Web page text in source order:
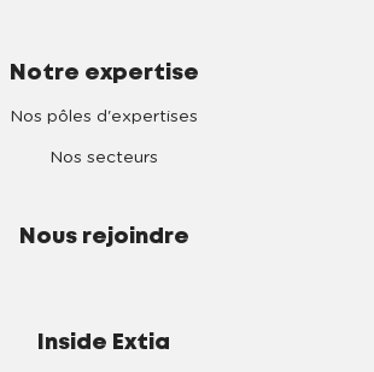
Notre expertise
Nos pôles d'expertises
Nos secteurs
Nous rejoindre
Inside Extia